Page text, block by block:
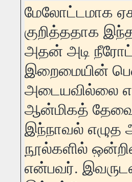
மேலோட்டமாக
குறித்ததாக
அதன் அடி
இறைமையின்
அடையவில்லை
ஆன்மிகத்
இந்நாவல்
நூல்களில்
என்பவர்.